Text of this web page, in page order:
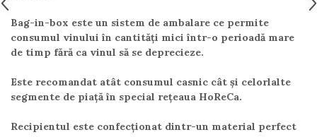
Bag-in-box este un sistem de ambalare ce permite
consumul vinului în cantități mici într-o perioadă mare
de timp fără ca vinul să se deprecieze.
Este recomandat atât consumul casnic cât și celorlalte
segmente de piață în special rețeaua HoReCa.
Recipientul este confecționat dintr-un material perfect